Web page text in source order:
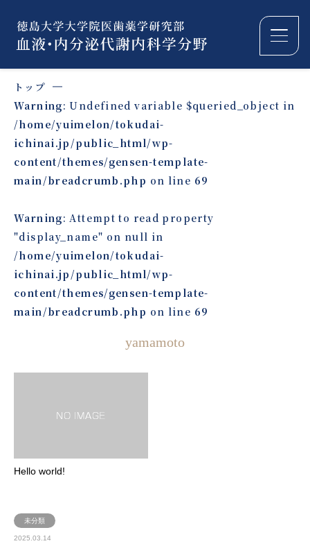
Warning: Undefined variable $queried_object in
/home/yuimelon/tokudai-
ichinai.jp/public_html/wp-
content/themes/gensen-template-
main/breadcrumb.php on line 69
Warning: Attempt to read property
"display_name" on null in
/home/yuimelon/tokudai-
ichinai.jp/public_html/wp-
content/themes/gensen-template-
main/breadcrumb.php on line 69
yamamoto
Hello world!
未分類
2025.03.14